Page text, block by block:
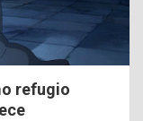
refugio